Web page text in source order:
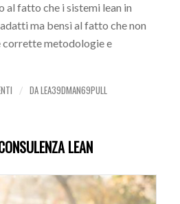
al fatto che i sistemi lean in
ma bensì al fatto che non
corrette metodologie e
/ DALEA39DMAN69PULL
LEAN